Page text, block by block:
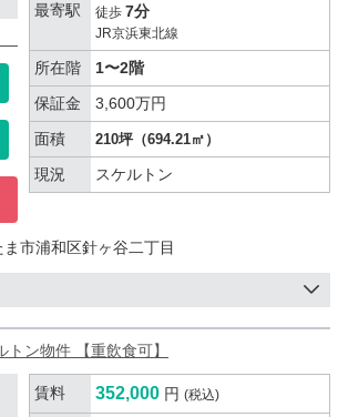
最寄駅 徒歩 7分
JR京浜東北線
所在階
1〜2階
保証金
3,600万円
面積
210坪（694.21㎡）
現況 スケルトン
市浦和区針ヶ谷二丁目
ン物件 【重飲食可】
賃料 352,000 円 (税込)